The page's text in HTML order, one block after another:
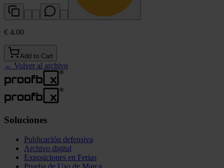
€ 4.00
Add to Cart
← Volver al archivo
Soluciones
Publicación defensiva
Archivo digital
Exposiciones en Ferias
Prueba de Uso de Marca